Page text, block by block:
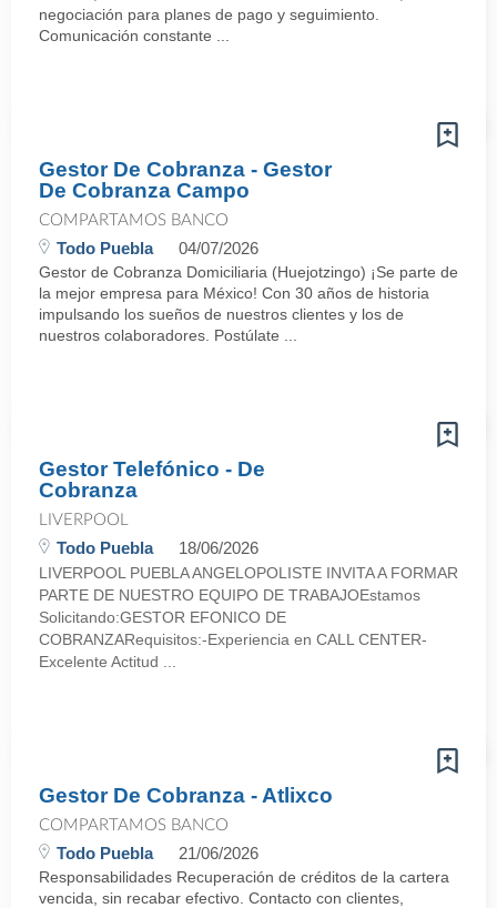
negociación para planes de pago y seguimiento.
Comunicación constante ...
Gestor De Cobranza - Gestor
De Cobranza Campo
COMPARTAMOS BANCO
Todo Puebla 04/07/2026
Gestor de Cobranza Domiciliaria (Huejotzingo) ¡Se parte de
la mejor empresa para México! Con 30 años de historia
impulsando los sueños de nuestros clientes y los de
nuestros colaboradores. Postúlate ...
Gestor Telefónico - De
Cobranza
LIVERPOOL
Todo Puebla 18/06/2026
LIVERPOOL PUEBLA ANGELOPOLISTE INVITA A FORMAR
PARTE DE NUESTRO EQUIPO DE TRABAJOEstamos
Solicitando:GESTOR EFONICO DE
COBRANZARequisitos:-Experiencia en CALL CENTER-
Excelente Actitud ...
Gestor De Cobranza - Atlixco
COMPARTAMOS BANCO
Todo Puebla 21/06/2026
Responsabilidades Recuperación de créditos de la cartera
vencida, sin recabar efectivo. Contacto con clientes,